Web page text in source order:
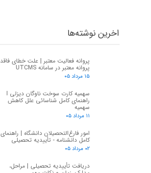
اخرین نوشته‌ها
پروانه فعالیت معتبر | علت خطای فاقد
پروانه معتبر در سامانه UTCMS
۱۵ مرداد ۰۵
سهمیه کارت سوخت ناوگان دیزلی I
راهنمای کامل شناسائی علل کاهش
سهمیه
۱۱ مرداد ۰۵
امور فارغ‌التحصیلان دانشگاه | راهنمای
کامل دانشنامه - تأییدیه تحصیلی
۰۲ مرداد ۰۵
دریافت تأییدیه تحصیلی | مراحل،